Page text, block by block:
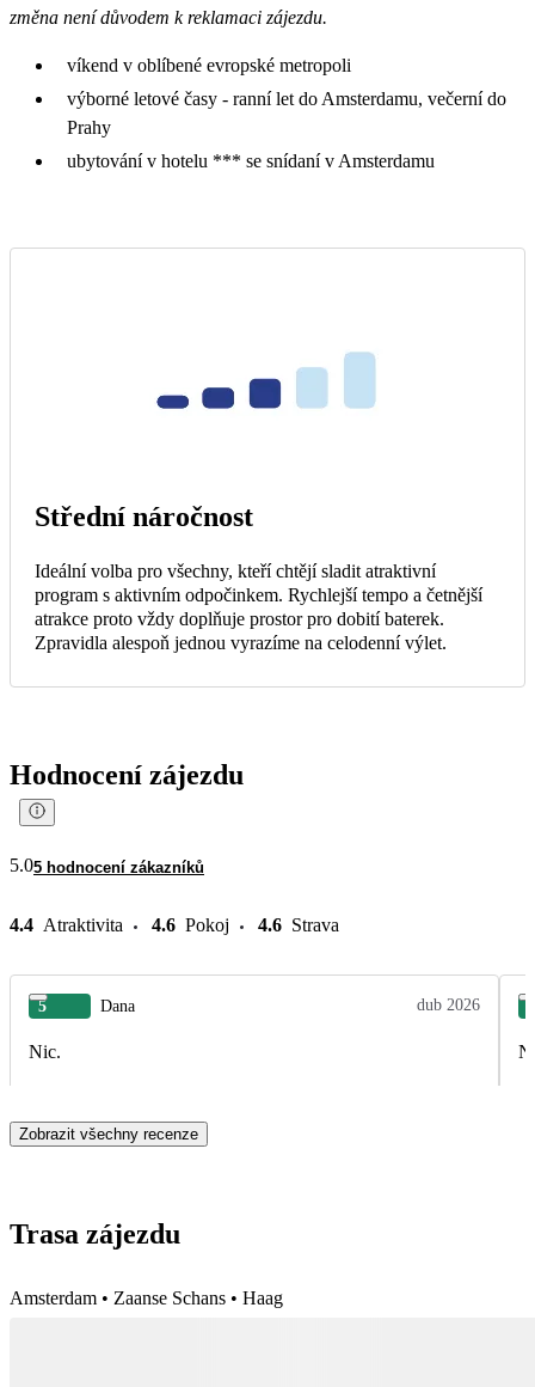
změna není důvodem k reklamaci zájezdu.
víkend v oblíbené evropské metropoli
výborné letové časy - ranní let do Amsterdamu, večerní do
Prahy
ubytování v hotelu *** se snídaní v Amsterdamu
Střední náročnost
Ideální volba pro všechny, kteří chtějí sladit atraktivní
program s aktivním odpočinkem. Rychlejší tempo a četnější
atrakce proto vždy doplňuje prostor pro dobití baterek.
Zpravidla alespoň jednou vyrazíme na celodenní výlet.
Hodnocení zájezdu
5.05 hodnocení zákazníků
4.4 Atraktivita 4.6 Pokoj 4.6 Strava
5 Dana dub 2026
Nic.
Zobrazit všechny recenze
Trasa zájezdu
Amsterdam • Zaanse Schans • Haag